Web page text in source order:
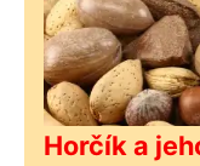
Horčík a